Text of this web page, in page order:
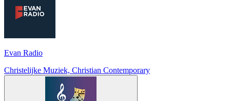
Evan Radio
Christelijke Muziek, Christian Contemporary